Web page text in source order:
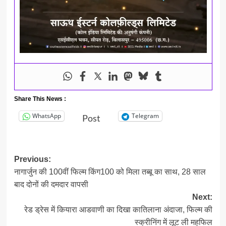
Share This News :
WhatsApp Post Telegram
Post
navigation
Previous:
नागार्जुन की 100वीं फिल्म किंग100 को मिला तब्बू का साथ, 28 साल
बाद दोनों की दमदार वापसी
Next:
रेड ड्रेस में कियारा आडवाणी का दिखा कातिलाना अंदाजा, फिल्म की
स्क्रीनिंग में लूट ली महफिल